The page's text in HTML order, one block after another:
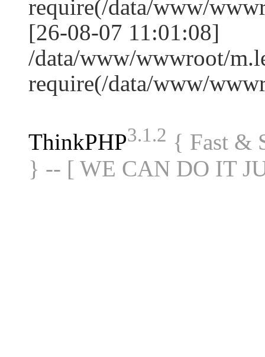
require(/data/www/
[26-08-07 11:01:08]
/data/www/wwwroot/
require(/data/www/
ThinkPHP3.1.2 { Fast &
} -- [ WE CAN DO IT